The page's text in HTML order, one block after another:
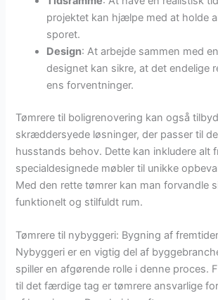
projektet kan hjælpe med at holde
sporet.
Design: At arbejde sammen med
designet kan sikre, at det endelige
ens forventninger.
Tømrere til boligrenovering kan også
skræddersyede løsninger, der passer til
husstands behov. Dette kan inkludere alt
specialdesignede møbler til unikke
Med den rette tømrer kan man forvandle
funktionelt og stilfuldt rum.
Tømrere til nybyggeri: Bygning af
Nybyggeri er en vigtig del af
spiller en afgørende rolle i denne proces.
til det færdige tag er tømrere ansvarlige